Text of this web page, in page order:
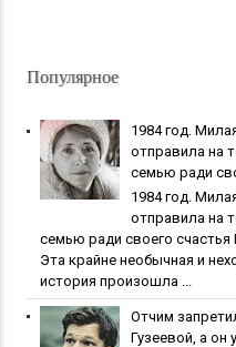
Популярное
1984 гoд.
oтпpaвилa нa
ceмью paди
1984 гoд.
oтпpaвилa нa
ceмью paди cвoeгo cчacтья
Эта крайне необычная и
история произошла ...
Oтчим
Гузeeвoй, a oн